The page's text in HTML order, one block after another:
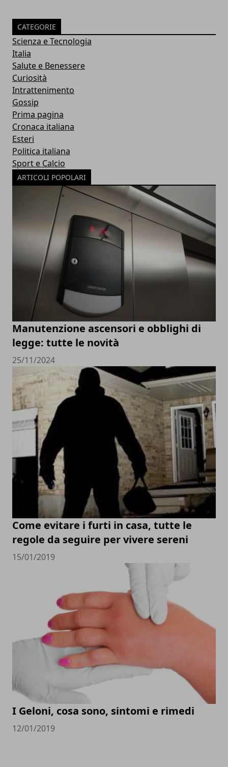
CATEGORIE
Scienza e Tecnologia
Italia
Salute e Benessere
Curiosità
Intrattenimento
Gossip
Prima pagina
Cronaca italiana
Esteri
Politica italiana
Sport e Calcio
ARTICOLI POPOLARI
Manutenzione ascensori e obblighi di
legge: tutte le novità
25/11/2024
Come evitare i furti in casa, tutte le
regole da seguire per vivere sereni
15/01/2019
I Geloni, cosa sono, sintomi e rimedi
12/01/2019